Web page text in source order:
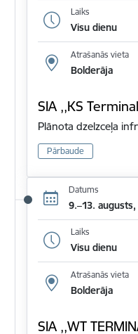
Laiks
Visu dienu
Atrašanās vieta
Bolderāja
SIA ,,KS
Plānota dzelzceļa
Pārbaude
Datums
9.–13. augusts,
Laiks
Visu dienu
Atrašanās vieta
Bolderāja
SIA ,,WT